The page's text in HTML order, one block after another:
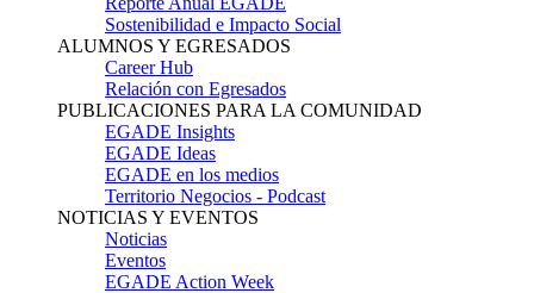
Sostenibilidad e Impacto Social
ALUMNOS Y EGRESADOS
Career Hub
Relación con Egresados
PUBLICACIONES PARA LA COMUNIDAD
EGADE Insights
EGADE Ideas
EGADE en los medios
Territorio Negocios - Podcast
NOTICIAS Y EVENTOS
Noticias
Eventos
EGADE Action Week